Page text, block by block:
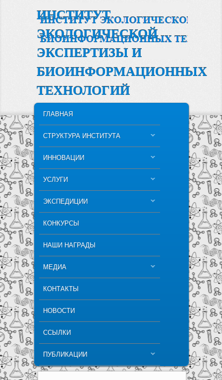
ИНСТИТУТ
ЭКОЛОГИЧЕСКОЙ
ЭКСПЕРТИЗЫ И
БИОИНФОРМАЦИОННЫХ
ТЕХНОЛОГИЙ
SKIP TO PRIMARY CONTENT
SKIP TO SECONDARY CONTENT
ГЛАВНАЯ
СТРУКТУРА ИНСТИТУТА
ИННОВАЦИИ
УСЛУГИ
ЭКСПЕДИЦИИ
КОНКУРСЫ
НАШИ НАГРАДЫ
МЕДИА
КОНТАКТЫ
НОВОСТИ
ССЫЛКИ
ПУБЛИКАЦИИ